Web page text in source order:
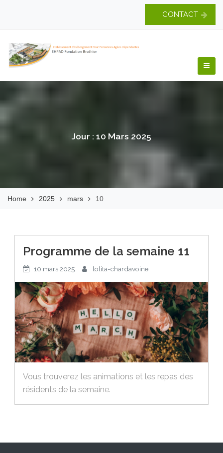
content
CONTACT
Jour : 10 Mars 2025
Home 2025 mars 10
Programme de la semaine 11
10 mars 2025 lolita-chardavoine
Vous trouverez les animations et les repas des
résidents de la semaine.